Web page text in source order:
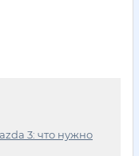
3: что нужно